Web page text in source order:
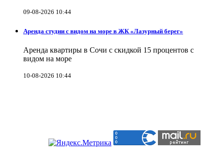
09-08-2026 10:44
Аренда студии с видом на море в ЖК «Лазурный берег»
Аренда квартиры в Сочи с скидкой 15 процентов с
видом на море
10-08-2026 10:44